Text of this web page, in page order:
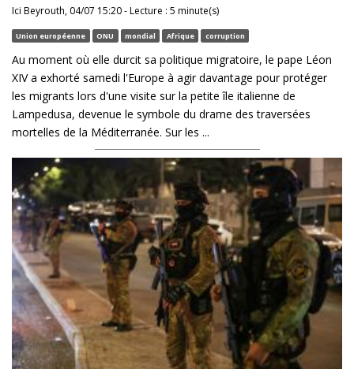
Ici Beyrouth, 04/07 15:20 - Lecture : 5 minute(s)
Union européenne ONU mondial Afrique corruption
Au moment où elle durcit sa politique migratoire, le pape Léon
XIV a exhorté samedi l'Europe à agir davantage pour protéger
les migrants lors d'une visite sur la petite île italienne de
Lampedusa, devenue le symbole du drame des traversées
mortelles de la Méditerranée. Sur les ...